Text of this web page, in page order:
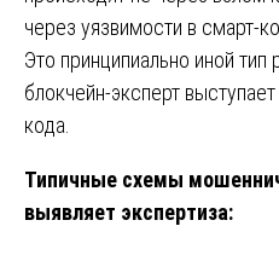
через уязвимости в смарт-
Это принципиально иной
блокчейн-эксперт
кода.
Типичные схемы
выявляет экспертиза: